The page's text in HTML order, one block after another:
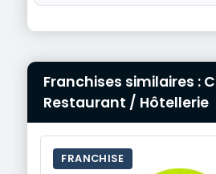
Franchises similaires :
Restaurant / Hôtellerie
FRANCHISE